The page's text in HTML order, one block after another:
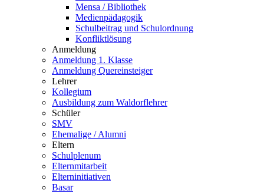
Mensa / Bibliothek
Medienpädagogik
Schulbeitrag und Schulordnung
Konfliktlösung
Anmeldung
Anmeldung 1. Klasse
Anmeldung Quereinsteiger
Lehrer
Kollegium
Ausbildung zum Waldorflehrer
Schüler
SMV
Ehemalige / Alumni
Eltern
Schulplenum
Elternmitarbeit
Elterninitiativen
Basar